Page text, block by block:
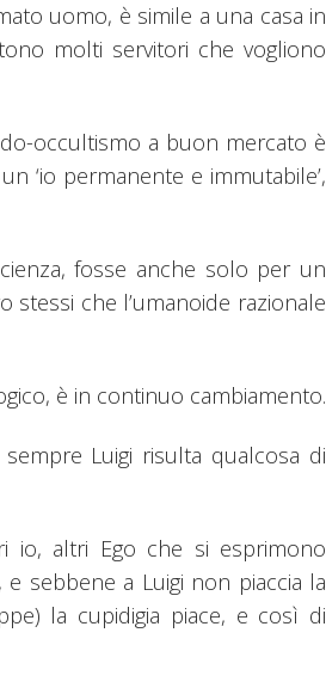
uomo, è simile a una casa in
molti servitori che vogliono
occultismo a buon mercato è
‘io permanente e immutabile’,
fosse anche solo per un
che l’umanoide razionale
è in continuo cambiamento.
Luigi risulta qualcosa di
io, altri Ego che si esprimono
sebbene a Luigi non piaccia la
la cupidigia piace, e così di